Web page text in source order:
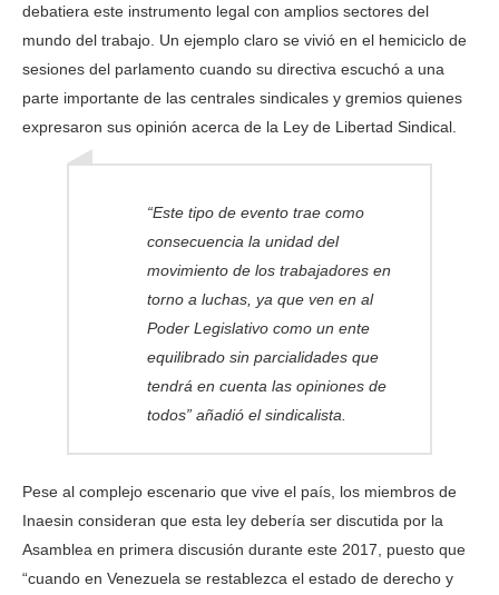
debatiera este instrumento legal con amplios sectores del
mundo del trabajo. Un ejemplo claro se vivió en el hemiciclo de
sesiones del parlamento cuando su directiva escuchó a una
parte importante de las centrales sindicales y gremios quienes
expresaron sus opinión acerca de la Ley de Libertad Sindical.
“Este tipo de evento trae como
consecuencia la unidad del
movimiento de los trabajadores en
torno a luchas, ya que ven en al
Poder Legislativo como un ente
equilibrado sin parcialidades que
tendrá en cuenta las opiniones de
todos” añadió el sindicalista.
Pese al complejo escenario que vive el país, los miembros de
Inaesin consideran que esta ley debería ser discutida por la
Asamblea en primera discusión durante este 2017, puesto que
“cuando en Venezuela se restablezca el estado de derecho y